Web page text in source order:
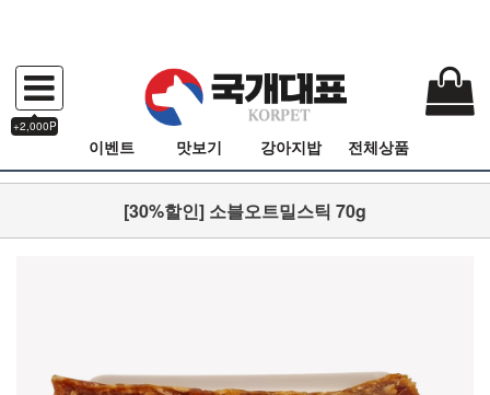
+2,000P
이벤트 맛보기 강아지밥 전체상품
[30%할인] 소블오트밀스틱 70g